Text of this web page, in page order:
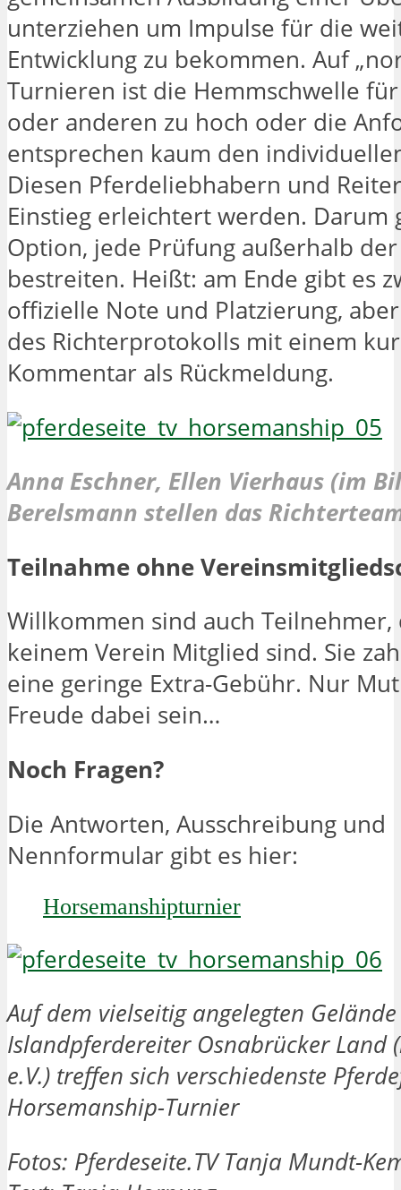
unterziehen um Impulse für die
Entwicklung zu bekommen. Auf
Turnieren ist die Hemmschwelle
oder anderen zu hoch oder die
entsprechen kaum den
Diesen Pferdeliebhabern und
Einstieg erleichtert werden. Darum
Option, jede Prüfung außerhalb
bestreiten. Heißt: am Ende gibt es
offizielle Note und Platzierung,
des Richterprotokolls mit einem
Kommentar als Rückmeldung.
Anna Eschner, Ellen Vierhaus (im
Berelsmann stellen das
Teilnahme ohne
Willkommen sind auch Teilnehmer,
keinem Verein Mitglied sind. Sie
eine geringe Extra-Gebühr. Nur
Freude dabei sein…
Noch Fragen?
Die Antworten, Ausschreibung und
Nennformular gibt es hier:
Horsemanshipturnier
Auf dem vielseitig angelegten
Islandpferdereiter Osnabrücker Land
e.V.) treffen sich verschiedenste
Horsemanship-Turnier
Fotos: Pferdeseite.TV Tanja Mundt-